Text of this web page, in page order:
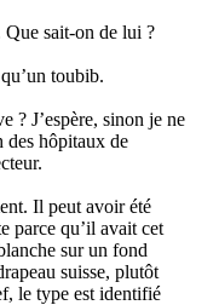
Que sait-on de lui ?
toubib.
? J’espère, sinon je ne
des hôpitaux de
Il peut avoir été
parce qu’il avait cet
sur un fond
suisse, plutôt
le type est identifié